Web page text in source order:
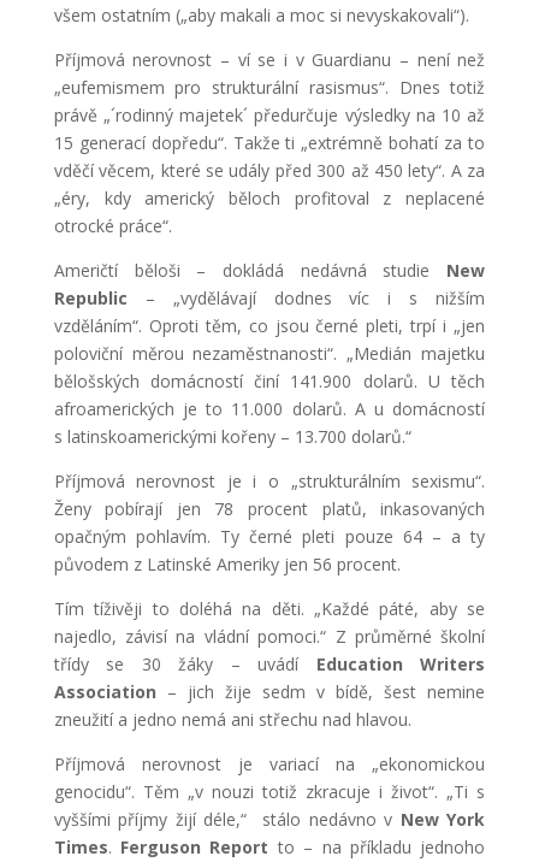
všem ostatním („aby makali a moc si nevyskakovali“).
Příjmová nerovnost – ví se i v Guardianu – není než
„eufemismem pro strukturální rasismus“. Dnes totiž
právě „´rodinný majetek´ předurčuje výsledky na 10 až
15 generací dopředu“. Takže ti „extrémně bohatí za to
vděčí věcem, které se udály před 300 až 450 lety“. A za
„éry, kdy americký běloch profitoval z neplacené
otrocké práce“.
Američtí běloši – dokládá nedávná studie New
Republic – „vydělávají dodnes víc i s nižším
vzděláním“. Oproti těm, co jsou černé pleti, trpí i „jen
poloviční měrou nezaměstnanosti“. „Medián majetku
bělošských domácností činí 141.900 dolarů. U těch
afroamerických je to 11.000 dolarů. A u domácností
s latinskoamerickými kořeny – 13.700 dolarů.“
Příjmová nerovnost je i o „strukturálním sexismu“.
Ženy pobírají jen 78 procent platů, inkasovaných
opačným pohlavím. Ty černé pleti pouze 64 – a ty
původem z Latinské Ameriky jen 56 procent.
Tím tíživěji to doléhá na děti. „Každé páté, aby se
najedlo, závisí na vládní pomoci.“ Z průměrné školní
třídy se 30 žáky – uvádí Education Writers
Association – jich žije sedm v bídě, šest nemine
zneužití a jedno nemá ani střechu nad hlavou.
Příjmová nerovnost je variací na „ekonomickou
genocidu“. Těm „v nouzi totiž zkracuje i život“. „Ti s
vyššími příjmy žijí déle,“ stálo nedávno v New York
Times. Ferguson Reportto – na příkladu jednoho